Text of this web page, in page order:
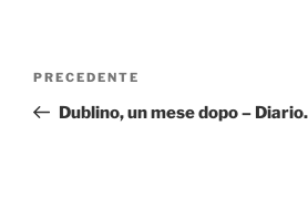
Articolo
precedente:
PRECEDENTE
Dublino, un mese dopo – Diario.